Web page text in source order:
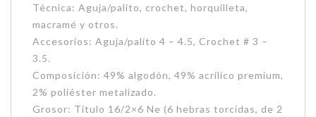
Técnica: Aguja/palito, crochet, horquilleta,
macramé y otros.
Accesorios: Aguja/palito 4 – 4.5, Crochet # 3 –
3.5.
Composición: 49% algodón, 49% acrílico premium,
2% poliéster metalizado.
Grosor: Título 16/2×6 Ne (6 hebras torcidas, de 2